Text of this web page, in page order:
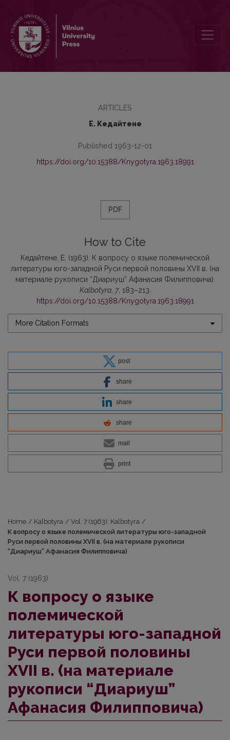
ARTICLES
Е. Кедайтене
Published 1963-12-01
https://doi.org/10.15388/Knygotyra.1963.18991
PDF
How to Cite
Кедайтене, Е. (1963). К вопросу о языке полемической
литературы юго-западной Руси первой половины ХVII в. (на
материале рукописи “Диариуш” Афанасия Филипповича).
Kalbotyra, 7, 183–213.
https://doi.org/10.15388/Knygotyra.1963.18991
More Citation Formats
post
share
share
share
mail
print
Home / Kalbotyra / Vol. 7 (1963): Kalbotyra /
К вопросу о языке полемической литературы юго-западной
Руси первой половины ХVII в. (на материале рукописи
“Диариуш” Афанасия Филипповича)
Vol. 7 (1963)
К вопросу о языке
полемической
литературы юго-западной
Руси первой половины
ХVII в. (на материале
рукописи “Диариуш”
Афанасия Филипповича)